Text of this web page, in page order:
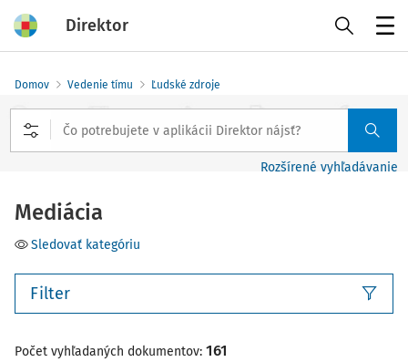
Direktor
Domov Vedenie tímu Ľudské zdroje
Rozšírené vyhľadávanie
Mediácia
Sledovať kategóriu
Filter
Počet vyhľadaných dokumentov: 161